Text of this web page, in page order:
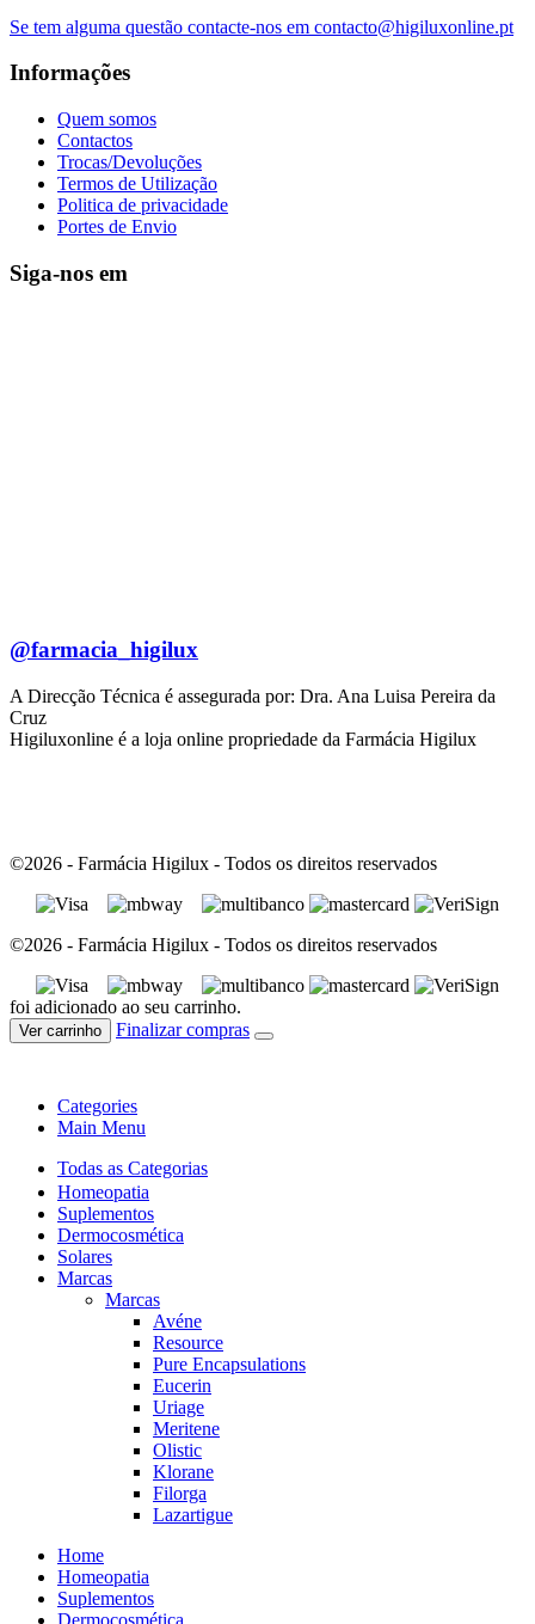
Se tem alguma questão contacte-nos em contacto@higiluxonline.pt
Informações
Quem somos
Contactos
Trocas/Devoluções
Termos de Utilização
Politica de privacidade
Portes de Envio
Siga-nos em
@farmacia_higilux
A Direcção Técnica é assegurada por: Dra. Ana Luisa Pereira da
Cruz
Higiluxonline é a loja online propriedade da Farmácia Higilux
©2026 - Farmácia Higilux - Todos os direitos reservados
©2026 - Farmácia Higilux - Todos os direitos reservados
foi adicionado ao seu carrinho.
Ver carrinho Finalizar compras
Categories
Main Menu
Todas as Categorias
Homeopatia
Suplementos
Dermocosmética
Solares
Marcas
Marcas
Avéne
Resource
Pure Encapsulations
Eucerin
Uriage
Meritene
Olistic
Klorane
Filorga
Lazartigue
Home
Homeopatia
Suplementos